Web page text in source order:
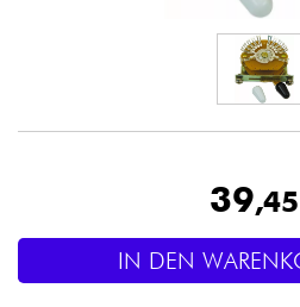
Licht
39
IN DEN